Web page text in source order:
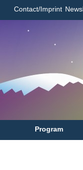
Contact/Imprint
Program